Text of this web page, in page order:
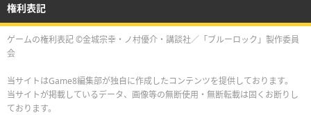
権利表記
ゲームの権利表記 ©金城宗幸・ノ村優介・講談社／「ブルーロック」製作委員
会
当サイトはGame8編集部が独自に作成したコンテンツを提供しております。
当サイトが掲載しているデータ、画像等の無断使用・無断転載は固くお断りし
ております。